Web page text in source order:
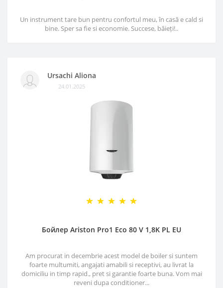
Un instrument tare bun pentru confortul meu, în casă e cald si
bine. Sper sa fie si economie. Succese, băieți!..
Ursachi Aliona
24.01.2025
Бойлер Ariston Pro1 Eco 80 V 1,8K PL EU
Am procurat in decembrie acest model de boiler si suntem
foarte multumiti, angajati amabili si receptivi, au livrat la
domiciliu in timp rapid., pret si garantie foarte buna. Vom mai
reveni dupa conditioner...